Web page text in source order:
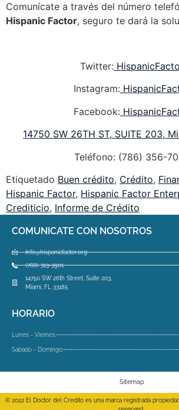
Comunícate a través del número
Hispanic Factor, seguro te dará la
Twitter:
Instagram:
Facebook:
14750 SW 26TH ST, SUITE 203,
Teléfono: (786) 356-
Etiquetado Buen crédito, Crédito,
Hispanic Factor, Hispanic Factor
Crediticio, Informe de Crédito
COMUNICATE CON NOSOTROS
Info@hispanicfactor.org
(786) 313-3901
14750 SW 26th Street, Suite 203,
Miami, FL 33185
HORARIO
Lunes - Viernes:
Sabado - Domingo:
Sitemap
© 2022 El Doctor del Credito es una marca registrada